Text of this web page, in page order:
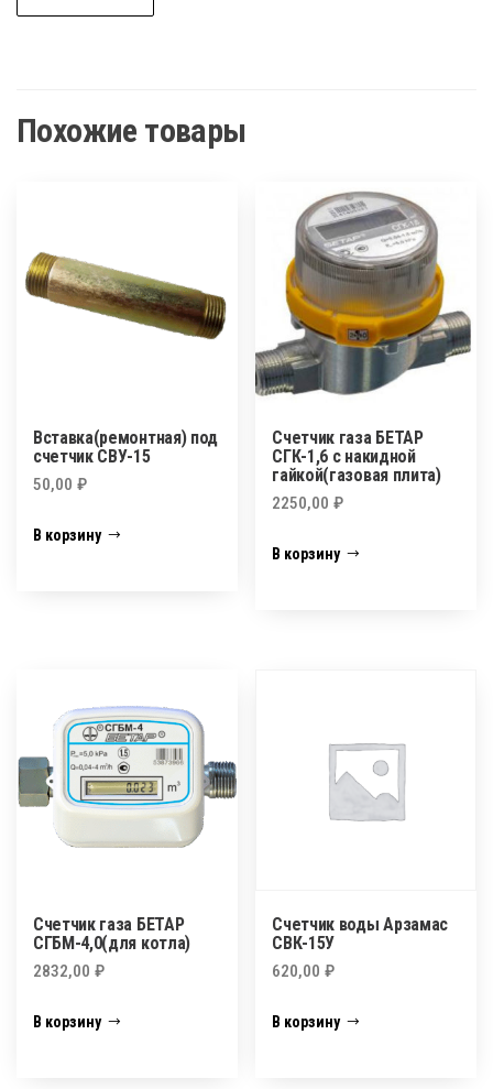
Похожие товары
Вставка(ремонтная) под
счетчик СВУ-15
50,00 ₽
В корзину
Счетчик газа БЕТАР
СГК-1,6 с накидной
гайкой(газовая плита)
2250,00₽
В корзину
Счетчик газа БЕТАР
СГБМ-4,0(для котла)
2832,00 ₽
В корзину
Счетчик воды Арзамас
СВК-15У
620,00₽
В корзину